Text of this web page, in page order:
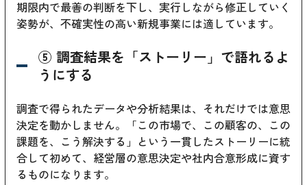
期限内で最善の判断を下し、実行しながら修正していく
姿勢が、不確実性の高い新規事業には適しています。
⑤ 調査結果を「ストーリー」で語れるよ
うにする
調査で得られたデータや分析結果は、それだけでは意思
決定を動かしません。「この市場で、この顧客の、この
課題を、こう解決する」という一貫したストーリーに統
合して初めて、経営層の意思決定や社内合意形成に資す
るものになります。